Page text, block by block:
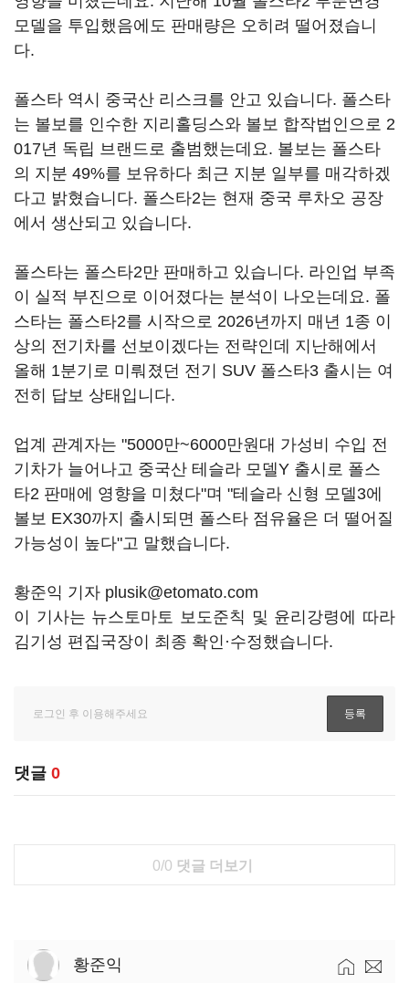
모델을 투입했음에도 판매량은 오히려 떨어졌습니
다.
폴스타 역시 중국산 리스크를 안고 있습니다. 폴스타
는 볼보를 인수한 지리홀딩스와 볼보 합작법인으로 2
017년 독립 브랜드로 출범했는데요. 볼보는 폴스타
의 지분 49%를 보유하다 최근 지분 일부를 매각하겠
다고 밝혔습니다. 폴스타2는 현재 중국 루차오 공장
에서 생산되고 있습니다.
폴스타는 폴스타2만 판매하고 있습니다. 라인업 부족
이 실적 부진으로 이어졌다는 분석이 나오는데요. 폴
스타는 폴스타2를 시작으로 2026년까지 매년 1종 이
상의 전기차를 선보이겠다는 전략인데 지난해에서
올해 1분기로 미뤄졌던 전기 SUV 폴스타3 출시는 여
전히 답보 상태입니다.
업계 관계자는 "5000만~6000만원대 가성비 수입 전
기차가 늘어나고 중국산 테슬라 모델Y 출시로 폴스
타2 판매에 영향을 미쳤다"며 "테슬라 신형 모델3에
볼보 EX30까지 출시되면 폴스타 점유율은 더 떨어질
가능성이 높다"고 말했습니다.
황준익 기자 plusik@etomato.com
이 기사는 뉴스토마토 보도준칙 및 윤리강령에 따라
김기성 편집국장이 최종 확인·수정했습니다.
댓글 0
0/0 댓글 더보기
황준익